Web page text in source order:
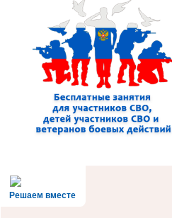
Решаем вместе